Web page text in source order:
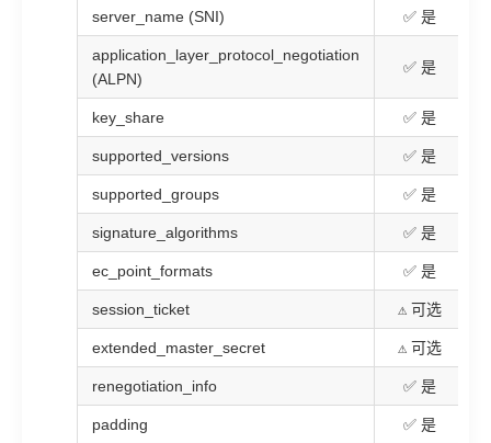
server_name (SNI) ✅ 是
application_layer_protocol_negotiation
(ALPN)
✅ 是
key_share ✅ 是
supported_versions ✅ 是
supported_groups ✅ 是
signature_algorithms ✅ 是
ec_point_formats ✅ 是
session_ticket ⚠️ 可选
extended_master_secret ⚠️ 可选
renegotiation_info ✅ 是
padding ✅ 是